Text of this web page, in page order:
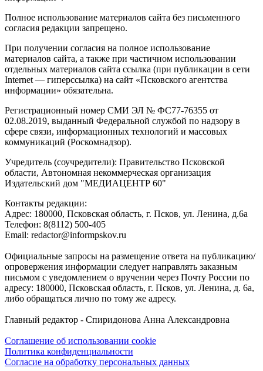
Полное использование материалов сайта без письменного
согласия редакции запрещено.
При получении согласия на полное использование
материалов сайта, а также при частичном использовании
отдельных материалов сайта ссылка (при публикации в сети
Internet — гиперссылка) на сайт «Псковского агентства
информации» обязательна.
Регистрационный номер СМИ ЭЛ № ФС77-76355 от
02.08.2019, выданный Федеральной службой по надзору в
сфере связи, информационных технологий и массовых
коммуникаций (Роскомнадзор).
Учредитель (соучредители): Правительство Псковской
области, Автономная некоммерческая организация
Издательский дом "МЕДИАЦЕНТР 60"
Контакты редакции:
Адреc: 180000, Псковская область, г. Псков, ул. Ленина, д.6а
Телефон: 8(8112) 500-405
Email: redactor@informpskov.ru
Официальные запросы на размещение ответа на публикацию/
опровержения информации следует направлять заказным
письмом с уведомлением о вручении через Почту России по
адресу: 180000, Псковская область, г. Псков, ул. Ленина, д. 6а,
либо обращаться лично по тому же адресу.
Главный редактор - Спиридонова Анна Александровна
Соглашение об использовании cookie
Политика конфиденциальности
Согласие на обработку персональных данных